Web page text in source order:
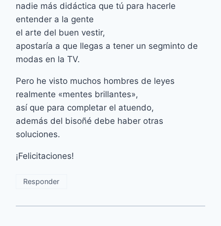
nadie más didáctica que tú para hacerle
entender a la gente
el arte del buen vestir,
apostaría a que llegas a tener un segminto de
modas en la TV.
Pero he visto muchos hombres de leyes
realmente «mentes brillantes»,
así que para completar el atuendo,
además del bisoñé debe haber otras
soluciones.
¡Felicitaciones!
Responder